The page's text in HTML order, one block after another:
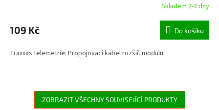
Skladem 2-3 dny
109 Kč Do košíku
Traxxas telemetrie: Propojovací kabel rozšiř. modulu
ZOBRAZIT VŠECHNY SOUVISEJÍCÍ PRODUKTY